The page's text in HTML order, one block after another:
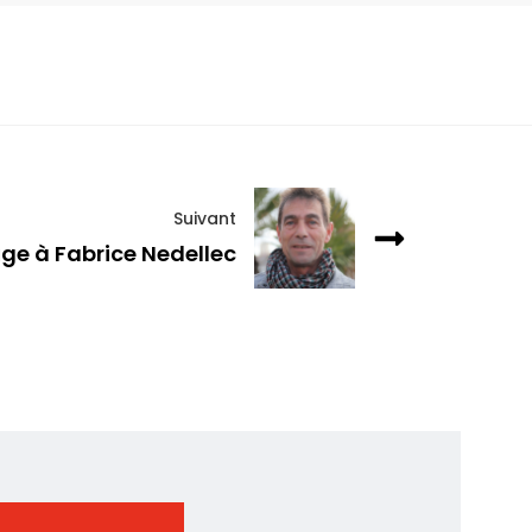
Suivant
à Fabrice Nedellec